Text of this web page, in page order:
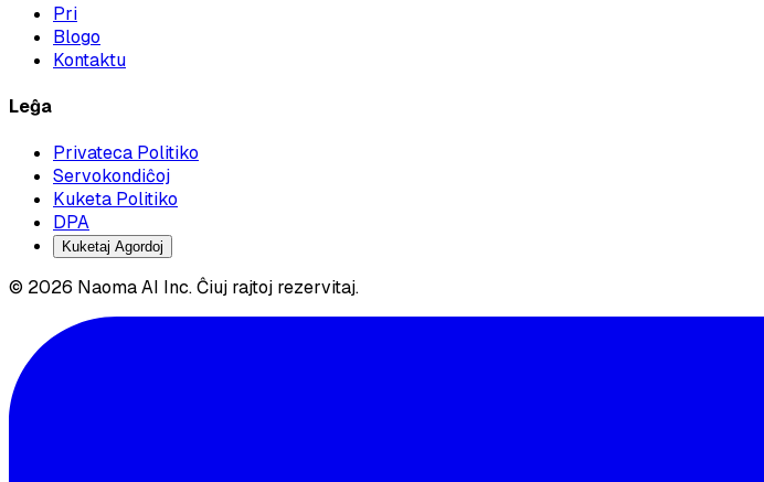
Pri
Blogo
Kontaktu
Leĝa
Privateca Politiko
Servokondiĉoj
Kuketa Politiko
DPA
Kuketaj Agordoj
© 2026 Naoma AI Inc. Ĉiuj rajtoj rezervitaj.